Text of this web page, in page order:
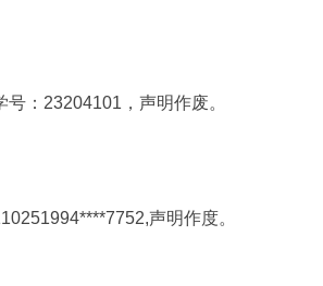
：23204101，声明作废。
声明作度。